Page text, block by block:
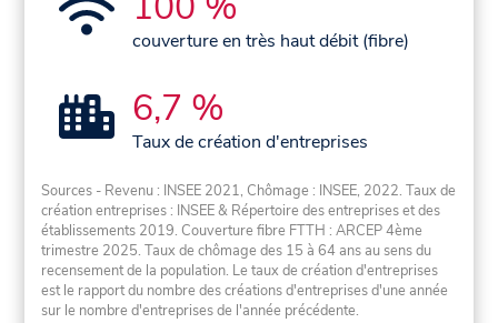
couverture en très haut débit (fibre)
6,7 %
Taux de création d'entreprises
Sources - Revenu : INSEE 2021, Chômage : INSEE, 2022. Taux de
création entreprises : INSEE & Répertoire des entreprises et des
établissements 2019. Couverture fibre FTTH : ARCEP 4ème
trimestre 2025. Taux de chômage des 15 à 64 ans au sens du
recensement de la population. Le taux de création d'entreprises
est le rapport du nombre des créations d'entreprises d'une année
sur le nombre d'entreprises de l'année précédente.